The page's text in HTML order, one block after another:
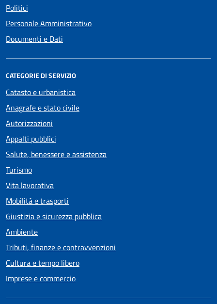
Politici
Personale Amministrativo
Documenti e Dati
CATEGORIE DI SERVIZIO
Catasto e urbanistica
Anagrafe e stato civile
Autorizzazioni
Appalti pubblici
Salute, benessere e assistenza
Turismo
Vita lavorativa
Mobilità e trasporti
Giustizia e sicurezza pubblica
Ambiente
Tributi, finanze e contravvenzioni
Cultura e tempo libero
Imprese e commercio